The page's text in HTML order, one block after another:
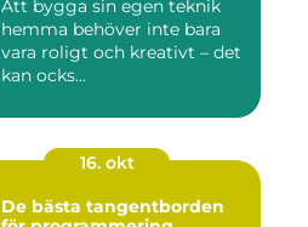
Att bygga sin egen teknik
hemma behöver inte bara
vara roligt och kreativt – det
kan ocks...
16. okt
De bästa tangentborden